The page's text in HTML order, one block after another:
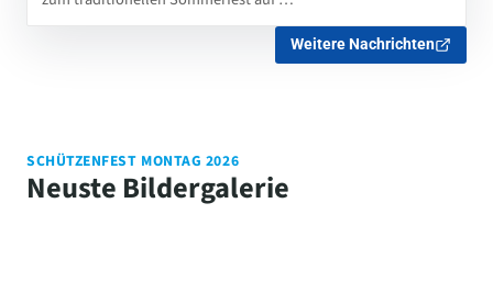
Weitere Nachrichten
SCHÜTZENFEST MONTAG 2026
Neuste Bildergalerie